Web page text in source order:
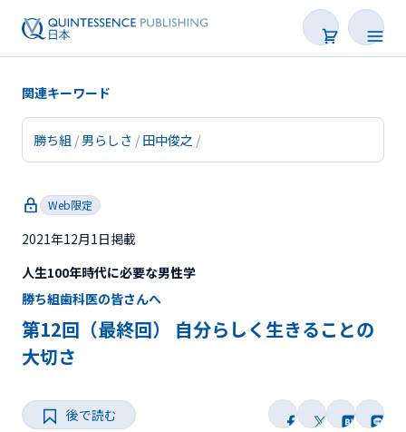
新着
Web限定
関連キーワード
勝ち組 男らしさ 田中俊之
Web限定
2021年12月1日掲載
人生100年時代に必要な男性学
勝ち組歯科医の皆さんへ
第12回（最終回） 自分らしく生きることの
大切さ
後で読む